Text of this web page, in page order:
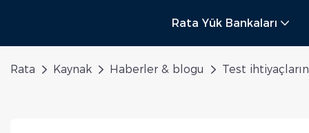
Rata Yük Bankaları
Rata Kaynak Haberler & blogu Test